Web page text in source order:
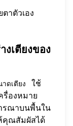
าตัวเอง
งเตียงของ
าดเตียง
ใช้
รื่องหมาย
รณาบนพื้นใน
คุณสัมผัสได้